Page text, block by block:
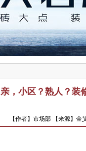
亲，小区？熟人？装
【作者】市场部 【来源】